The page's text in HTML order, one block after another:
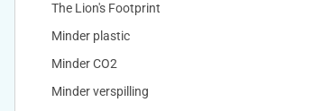
The Lion's Footprint
Minder plastic
Minder CO2
Minder verspilling